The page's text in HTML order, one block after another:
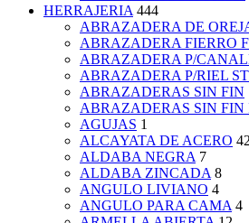
HERRAJERIA 444
ABRAZADERA DE
ABRAZADERA FIERRO
ABRAZADERA P/
ABRAZADERA P/RIEL
ABRAZADERAS SIN FIN
ABRAZADERAS SIN
AGUJAS 1
ALCAYATA DE ACERO 42
ALDABA NEGRA 7
ALDABA ZINCADA 8
ANGULO LIVIANO 4
ANGULO PARA CAMA 4